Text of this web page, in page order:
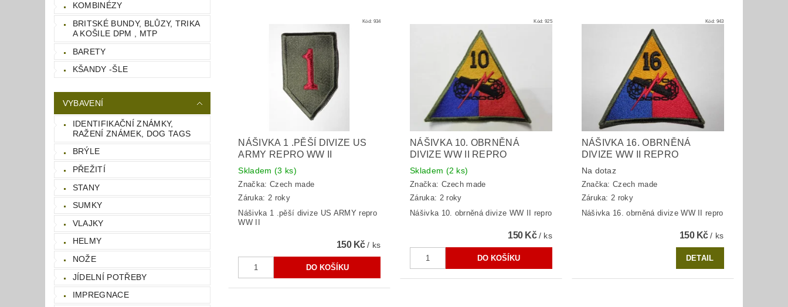
KOMBINÉZY
BRITSKÉ BUNDY, BLŮZY, TRIKA
A KOŠILE DPM , MTP
BARETY
KŠANDY -ŠLE
VYBAVENÍ
IDENTIFIKAČNÍ ZNÁMKY,
RAŽENÍ ZNÁMEK, DOG TAGS
BRÝLE
PŘEŽITÍ
STANY
SUMKY
VLAJKY
HELMY
NOŽE
JÍDELNÍ POTŘEBY
IMPREGNACE
Kód: 934
NÁŠIVKA 1 .PĚŠÍ DIVIZE US
ARMY REPRO WW II
Skladem (3 ks)
Značka: Czech made
Záruka: 2 roky
Nášivka 1 .pěší divize US ARMY repro
WW II
150 Kč/ ks
Kód:925
NÁŠIVKA 10. OBRNĚNÁ
DIVIZE WW II REPRO
Skladem (2 ks)
Značka: Czech made
Záruka: 2 roky
Nášivka 10. obrněná divize WW II repro
150 Kč/ ks
Kód: 943
NÁŠIVKA 16. OBRNĚNÁ
DIVIZE WW II REPRO
Na dotaz
Značka:Czech made
Záruka: 2 roky
Nášivka 16. obrněná divize WW II repro
150 Kč/ ks
DETAIL